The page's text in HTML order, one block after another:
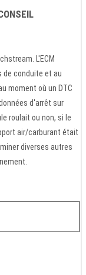
L'ECM
conduite et au
moment où un DTC
d'arrêt sur
roulait ou non, si le
air/carburant était
diverses autres